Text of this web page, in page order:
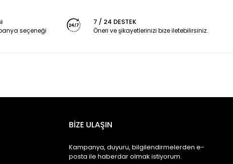
seçeneği
7 / 24 DESTEK
Öneri ve şikayetlerinizi bize iletebilirsiniz.
BİZE ULAŞIN
Kampanya, duyuru, bilgilendirmelerden e-
posta ile haberdar olmak istiyorum.